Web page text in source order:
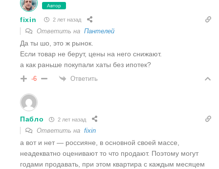
Автор
fixin 2 лет назад
Ответить на Пантелей
Да ты шо, это ж рынок.
Если товар не берут, цены на него снижают.
а как раньше покупали хаты без ипотек?
-6 Ответить
Пабло 2 лет назад
Ответить на fixin
а вот и нет — россияне, в основной своей массе,
неадекватно оценивают то что продают. Поэтому могут
годами продавать, при этом квартира с каждым месяцем